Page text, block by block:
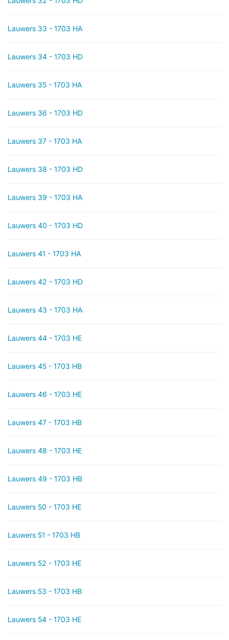
Lauwers 33 - 1703 HA
Lauwers 34 - 1703 HD
Lauwers 35 - 1703 HA
Lauwers 36 - 1703 HD
Lauwers 37 - 1703 HA
Lauwers 38 - 1703 HD
Lauwers 39 - 1703 HA
Lauwers 40 - 1703 HD
Lauwers 41 - 1703 HA
Lauwers 42 - 1703 HD
Lauwers 43 - 1703 HA
Lauwers 44 - 1703 HE
Lauwers 45 - 1703 HB
Lauwers 46 - 1703 HE
Lauwers 47 - 1703 HB
Lauwers 48 - 1703 HE
Lauwers 49 - 1703 HB
Lauwers 50 - 1703 HE
Lauwers 51 - 1703 HB
Lauwers 52 - 1703 HE
Lauwers 53 - 1703 HB
Lauwers 54 - 1703 HE